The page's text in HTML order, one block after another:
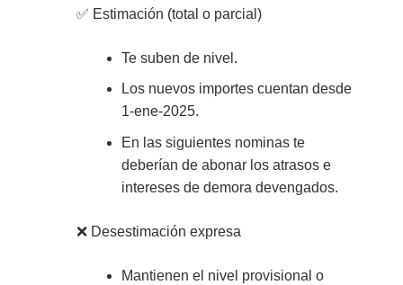
✅ Estimación (total o parcial)
Te suben de nivel.
Los nuevos importes cuentan desde
1-ene-2025.
En las siguientes nominas te
deberían de abonar los atrasos e
intereses de demora devengados.
❌ Desestimación expresa
Mantienen el nivel provisional o